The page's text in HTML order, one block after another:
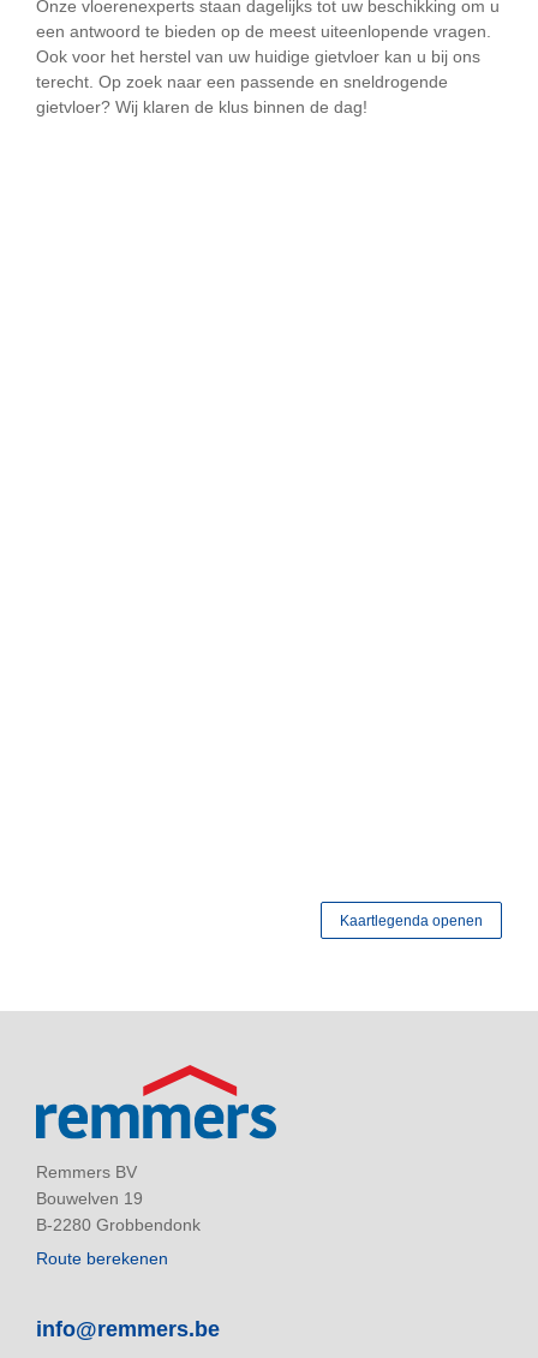
Onze vloerenexperts staan dagelijks tot uw beschikking om u
een antwoord te bieden op de meest uiteenlopende vragen.
Ook voor het herstel van uw huidige gietvloer kan u bij ons
terecht. Op zoek naar een passende en sneldrogende
gietvloer? Wij klaren de klus binnen de dag!
Kaartlegenda openen
Remmers BV
Bouwelven 19
B-2280 Grobbendonk
Route berekenen
info@remmers.be